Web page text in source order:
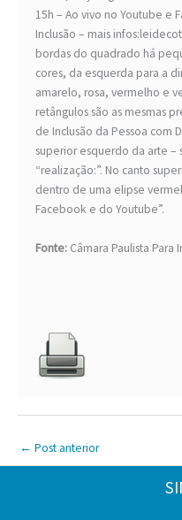
15h – Ao vivo no Youtube e
Inclusão – mais
bordas do quadrado há
cores, da esquerda para a
amarelo, rosa, vermelho e
retângulos são as mesmas
de Inclusão da Pessoa com
superior esquerdo da arte
“realização:”. No canto
dentro de uma elipse
Facebook e do Youtube”.
Fonte: Câmara Paulista Para
← Post anterior